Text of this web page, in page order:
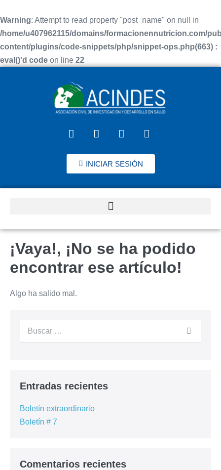
Warning: Attempt to read property "post_name" on null in
/home/u407962115/domains/formacionennutricion.com/
content/plugins/code-snippets/php/snippet-ops.php(663) :
eval()'d code on line 22
INICIAR SESIÓN
¡Vaya!, ¡No se ha podido
encontrar ese artículo!
Algo ha salido mal.
Entradas recientes
Boletín extraordinario
Boletín # 7
Comentarios recientes